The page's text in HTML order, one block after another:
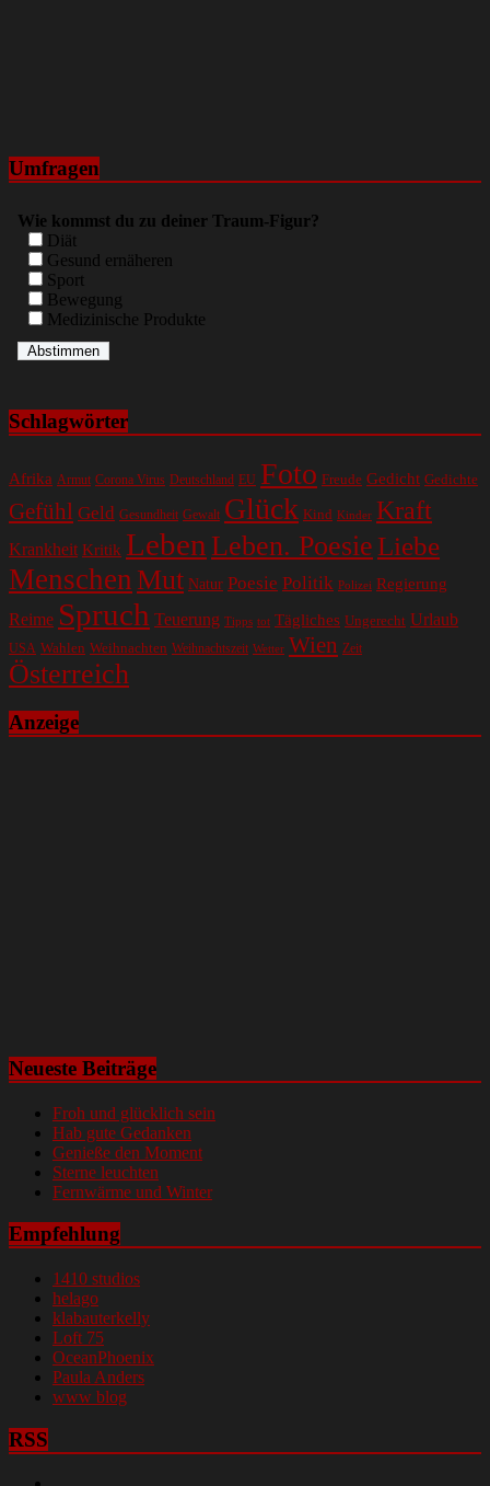
Umfragen
Wie kommst du zu deiner Traum-Figur?
Diät
Gesund ernäheren
Sport
Bewegung
Medizinische Produkte
Schlagwörter
Afrika Armut Corona Virus Deutschland EU Foto Freude Gedicht Gedichte
Gefühl Geld Gesundheit Gewalt Glück Kind Kinder Kraft
Krankheit Kritik Leben Leben. Poesie Liebe
Menschen Mut Natur Poesie Politik Polizei Regierung
Reime Spruch Teuerung Tipps tot Tägliches Ungerecht Urlaub
USA Wahlen Weihnachten Weihnachtszeit Wetter Wien Zeit
Österreich
Anzeige
Neueste Beiträge
Froh und glücklich sein
Hab gute Gedanken
Genieße den Moment
Sterne leuchten
Fernwärme und Winter
Empfehlung
1410 studios
helago
klabauterkelly
Loft 75
OceanPhoenix
Paula Anders
www blog
RSS